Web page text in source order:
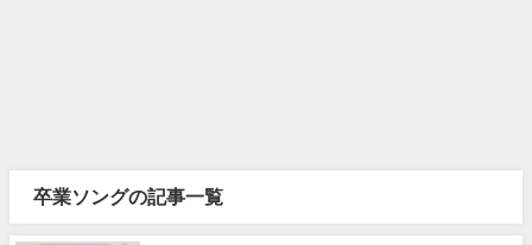
卒業ソングの記事一覧